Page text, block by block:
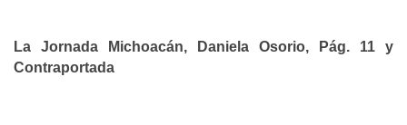
La Jornada Michoacán, Daniela Osorio, Pág. 11 y
Contraportada